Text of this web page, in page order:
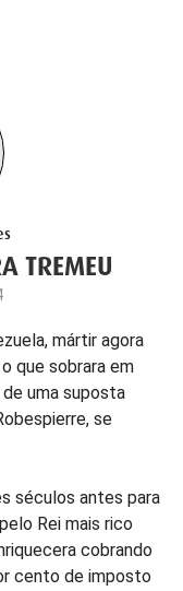
TREMEU
mártir agora
que sobrara em
uma suposta
se
séculos antes para
Rei mais rico
cobrando
cento de imposto